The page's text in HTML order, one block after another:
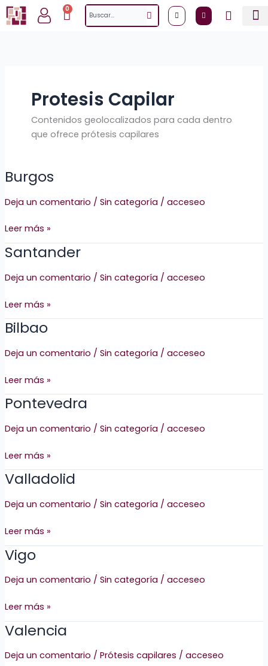
al
0
CartSearch
Protesis Capilar
Contenidos geolocalizados para cada dentro
que ofrece prótesis capilares
Burgos
Deja un comentario / Sin categoría / acceseo
Burgos
Leer más »
Santander
Deja un comentario / Sin categoría / acceseo
Santander
Leer más »
Bilbao
Deja un comentario / Sin categoría / acceseo
Bilbao
Leer más »
Pontevedra
Deja un comentario / Sin categoría / acceseo
Pontevedra
Leer más »
Valladolid
Deja un comentario / Sin categoría / acceseo
Valladolid
Leer más »
Vigo
Deja un comentario / Sin categoría / acceseo
Vigo
Leer más »
Valencia
Deja un comentario / Prótesis capilares / acceseo
Valencia